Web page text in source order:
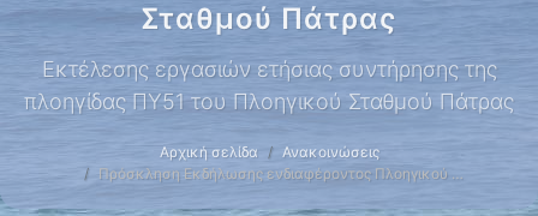
Σταθμού Πάτρας
Eκτέλεσης εργασιών ετήσιας συντήρησης της
πλοηγίδας ΠΥ51 του Πλοηγικού Σταθμού Πάτρας
Αρχική σελίδα
Ανακοινώσεις
Πρόσκληση Εκδήλωσης ενδιαφέροντος Πλοηγικού …